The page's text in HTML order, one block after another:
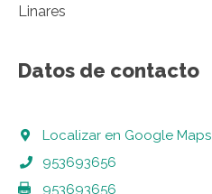
Linares
Datos de contacto
Localizar en Google Maps
953693656
953693656